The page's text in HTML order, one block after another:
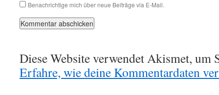
Benachrichtige mich über neue Beiträge via E-Mail.
Diese Website verwendet Akismet, um
Erfahre, wie deine Kommentardaten